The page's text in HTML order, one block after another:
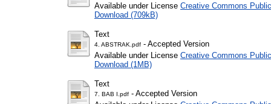
Available under License Creative Commons
Download (709kB)
Text
4. ABSTRAK.pdf - Accepted Version
Available under License Creative Commons
Download (1MB)
Text
7. BAB I.pdf - Accepted Version